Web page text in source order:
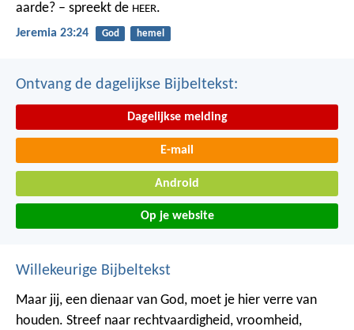
aarde? – spreekt de HEER.
Jeremia 23:24 God hemel
Ontvang de dagelijkse Bijbeltekst:
Dagelijkse melding
E-mail
Android
Op je website
Willekeurige Bijbeltekst
Maar jij, een dienaar van God, moet je hier verre van
houden. Streef naar rechtvaardigheid, vroomheid,